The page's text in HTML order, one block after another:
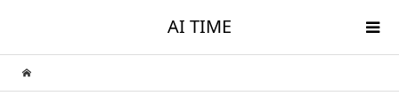
AI TIME